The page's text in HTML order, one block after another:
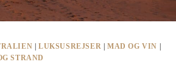
|LUKSUSREJSER |MAD OG VIN
STRAND